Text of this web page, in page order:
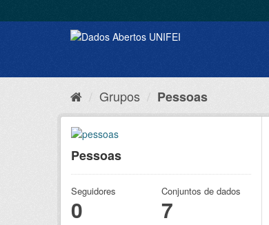
Grupos Pessoas
Pessoas
Seguidores
0
Conjuntos de dados
7